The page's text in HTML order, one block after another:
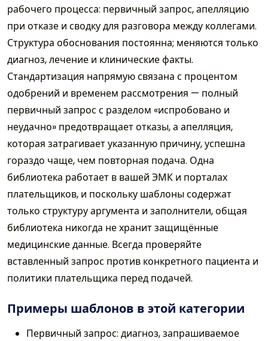
рабочего процесса: первичный запрос, апелляцию
при отказе и сводку для разговора между коллегами.
Структура обоснования постоянна; меняются только
диагноз, лечение и клинические факты.
Стандартизация напрямую связана с процентом
одобрений и временем рассмотрения — полный
первичный запрос с разделом «испробовано и
неудачно» предотвращает отказы, а апелляция,
которая затрагивает указанную причину, успешна
гораздо чаще, чем повторная подача. Одна
библиотека работает в вашей ЭМК и порталах
плательщиков, и поскольку шаблоны содержат
только структуру аргумента и заполнители, общая
библиотека никогда не хранит защищённые
медицинские данные. Всегда проверяйте
вставленный запрос против конкретного пациента и
политики плательщика перед подачей.
Примеры шаблонов в этой категории
Первичный запрос: диагноз, запрашиваемое